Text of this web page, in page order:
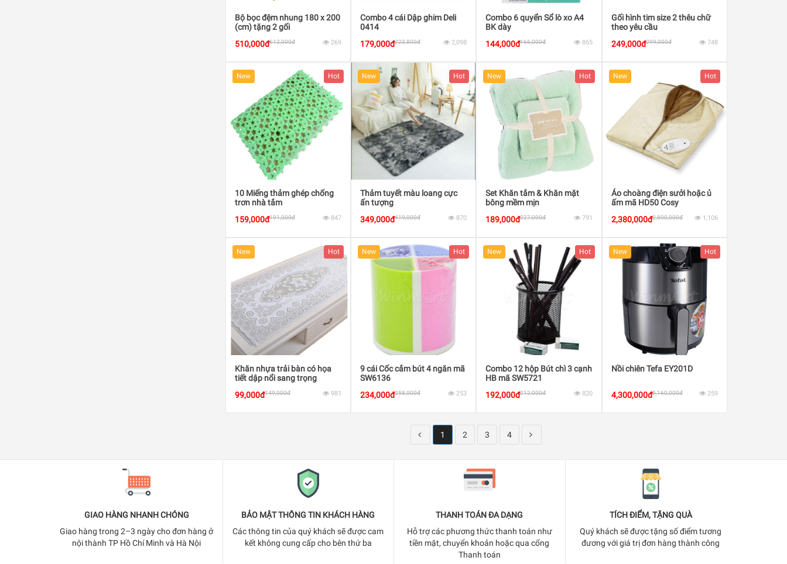
Bộ bọc đệm nhung 180 x 200
(cm) tặng 2 gối
510,000đ612,000đ 269
Combo 4 cái Dập ghim Deli
0414
179,000đ223,800đ 2,098
Combo 6 quyển Sổ lò xo A4
BK dày
144,000đ166,000đ 865
Gối hình tim size 2 thêu chữ
theo yêu cầu
249,000đ299,000đ 748
New Hot
10 Miếng thảm ghép chống
trơn nhà tắm
159,000đ191,000đ 847
New Hot
Thảm tuyết màu loang cực
ấn tượng
349,000đ419,000đ 870
New Hot
Set Khăn tắm & Khăn mặt
bông mềm mịn
189,000đ227,000đ 791
New Hot
Áo choàng điện sưởi hoặc ủ
ấm mã HD50 Cosy
2,380,000đ2,800,000đ 1,106
New Hot
Khăn nhựa trải bàn có họa
tiết dập nổi sang trọng
99,000đ149,000đ 981
New Hot
9 cái Cốc cắm bút 4 ngăn mã
SW6136
234,000đ258,000đ 253
New Hot
Combo 12 hộp Bút chì 3 cạnh
HB mã SW5721
192,000đ212,000đ 820
New Hot
Nồi chiên Tefa EY201D
4,300,000đ5,160,000đ 259
1 2 3 4
GIAO HÀNG NHANH CHÓNG
Giao hàng trong 2–3 ngày cho đơn hàng ở
nội thành TP Hồ Chí Minh và Hà Nội
BẢO MẬT THÔNG TIN KHÁCH HÀNG
Các thông tin của quý khách sẽ được cam
kết không cung cấp cho bên thứ ba
THANH TOÁN ĐA DẠNG
Hỗ trợ các phương thức thanh toán như
tiền mặt, chuyển khoản hoặc qua cổng
Thanh toán
TÍCH ĐIỂM, TẶNG QUÀ
Quý khách sẽ được tặng số điểm tương
đương với giá trị đơn hàng thành công